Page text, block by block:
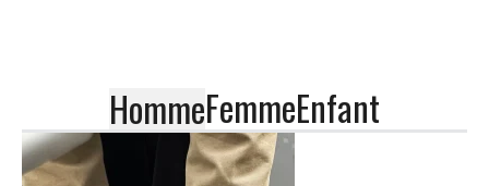
HommeFemmeEnfant